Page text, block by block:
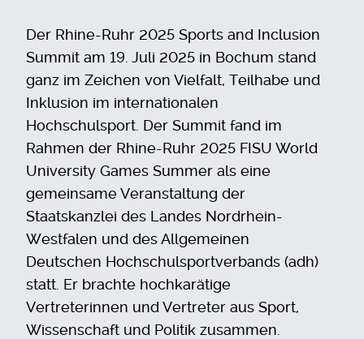
Der Rhine-Ruhr 2025 Sports and Inclusion
Summit am 19. Juli 2025 in Bochum stand
ganz im Zeichen von Vielfalt, Teilhabe und
Inklusion im internationalen
Hochschulsport. Der Summit fand im
Rahmen der Rhine-Ruhr 2025 FISU World
University Games Summer als eine
gemeinsame Veranstaltung der
Staatskanzlei des Landes Nordrhein-
Westfalen und des Allgemeinen
Deutschen Hochschulsportverbands (adh)
statt. Er brachte hochkarätige
Vertreterinnen und Vertreter aus Sport,
Wissenschaft und Politik zusammen.